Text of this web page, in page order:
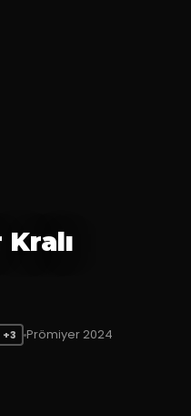
+3 Prömiyer 2024